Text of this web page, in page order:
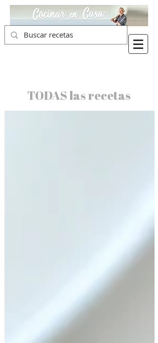
TODAS las recetas